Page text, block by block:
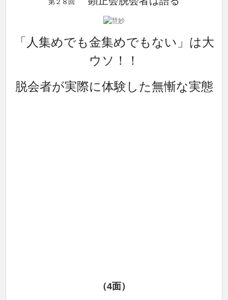
第２８回
「人集めでも金集めでもない」は大
ウソ！！
脱会者が実際に体験した無慚な実態
（4面）